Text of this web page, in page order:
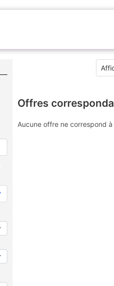
Offres
Aucune offre ne correspond